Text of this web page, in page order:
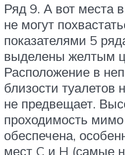
Ряд 9. А вот места
не могут
показателями 5
выделены желтым
Расположение в
близости туалетов
не предвещает.
проходимость
обеспечена,
мест C и H (самые